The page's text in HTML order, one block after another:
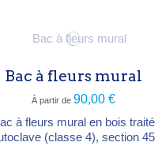
Bac à fleurs mural
À partir de 90,00 €
à fleurs mural en bois traité
(classe 4), section 45